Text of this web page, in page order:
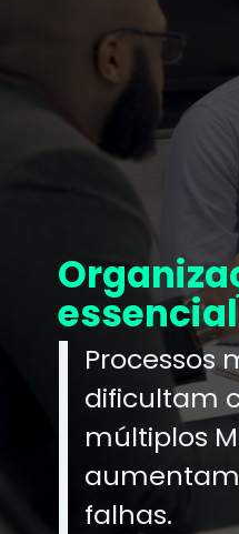
essencial
Processos
dificultam
múltiplos
falhas.